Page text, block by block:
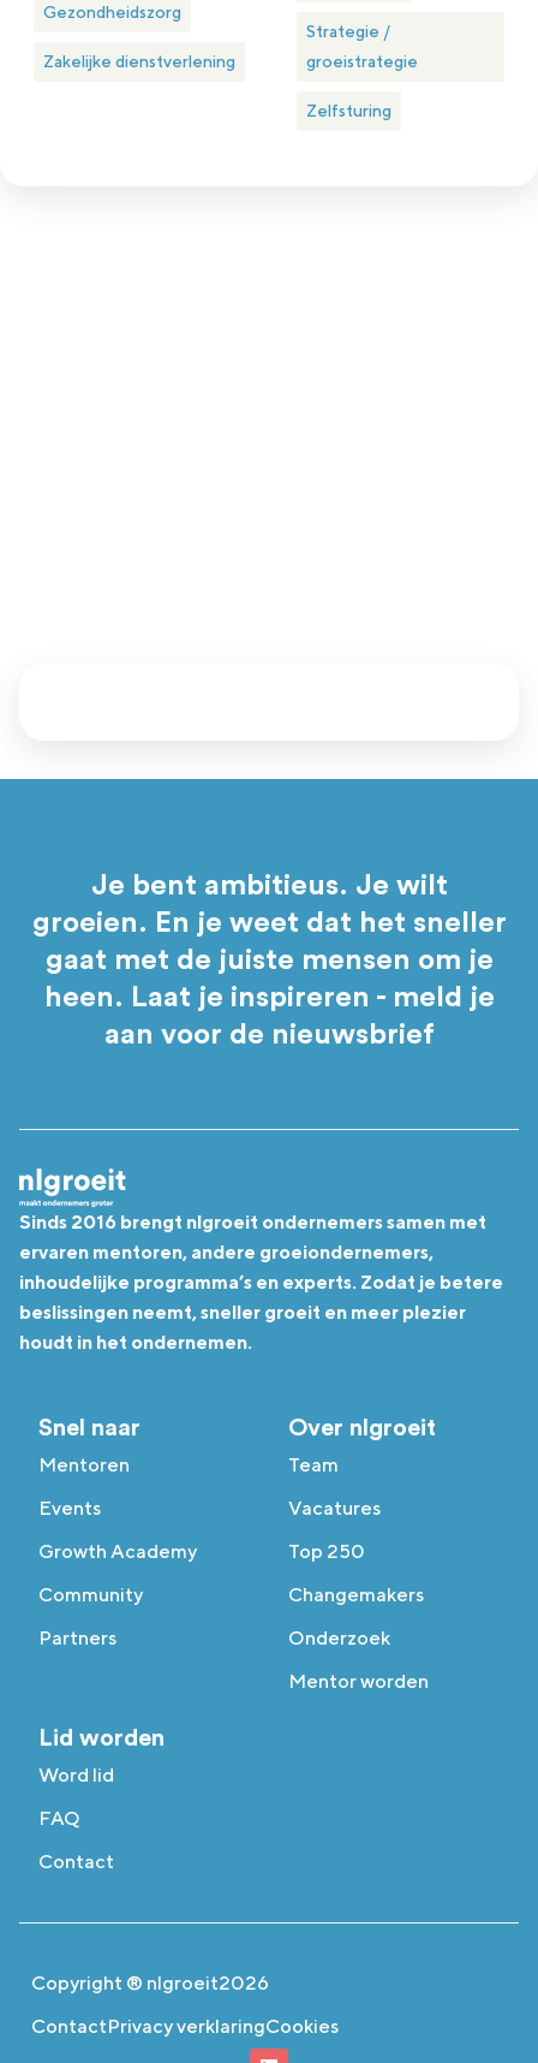
Gezondheidszorg
Zakelijke dienstverlening
Strategie /
groeistrategie
Zelfsturing
Je bent ambitieus. Je wilt
groeien. En je weet dat het sneller
gaat met de juiste mensen om je
heen. Laat je inspireren - meld je
aan voor de nieuwsbrief
Sinds 2016 brengt nlgroeit ondernemers samen met
ervaren mentoren, andere groeiondernemers,
inhoudelijke programma’s en experts. Zodat je betere
beslissingen neemt, sneller groeit en meer plezier
houdt in het ondernemen.
Snel naar
Mentoren
Events
Growth Academy
Community
Partners
Over nlgroeit
Team
Vacatures
Top 250
Changemakers
Onderzoek
Mentor worden
Lid worden
Word lid
FAQ
Contact
Copyright ® nlgroeit2026
ContactPrivacy verklaringCookies